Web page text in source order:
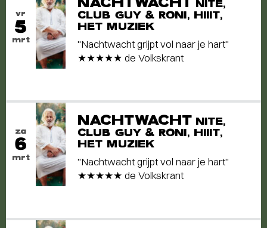
vr
5
mrt
NITE,
CLUB GUY & RONI, HIIIT,
HET MUZIEK
"Nachtwacht grijpt vol naar je hart"
★★★★★ de Volkskrant
za
6
mrt
NACHTWACHT NITE,
CLUB GUY & RONI, HIIIT,
HET MUZIEK
"Nachtwacht grijpt vol naar je hart"
★★★★★ de Volkskrant